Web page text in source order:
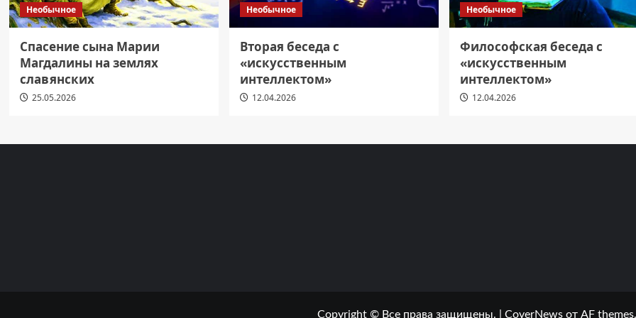
Необычное
Спасение сына Марии
Магдалины на землях
славянских
25.05.2026
Необычное
Вторая беседа с
«искусственным
интеллектом»
12.04.2026
Необычное
Философская беседа с
«искусственным
интеллектом»
12.04.2026
Copyright © Все права защищены. CoverNews от AF themes.